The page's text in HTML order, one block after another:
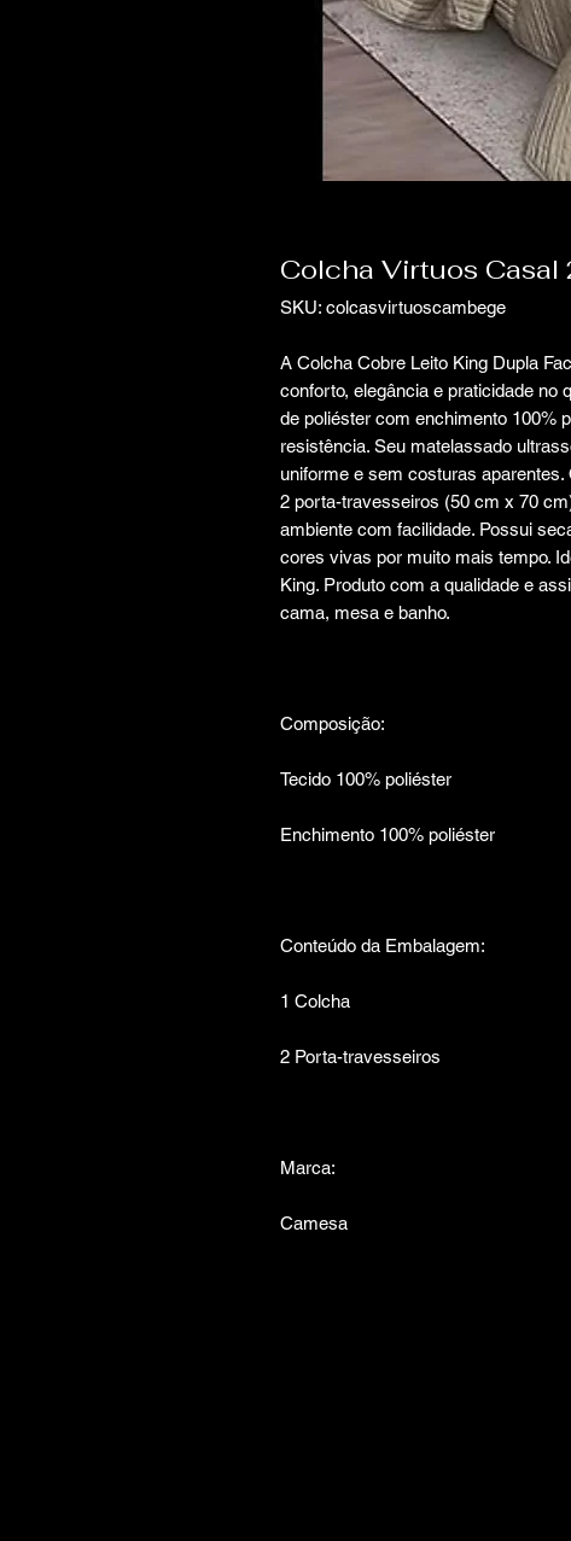
Colcha Virtuos
SKU: colcasvirtuoscambege
A Colcha Cobre Leito King Dupla
conforto, elegância e praticidade no
de poliéster com enchimento 100%
resistência. Seu matelassado
uniforme e sem costuras
2 porta-travesseiros (50 cm x 70
ambiente com facilidade. Possui
cores vivas por muito mais tempo.
King. Produto com a qualidade e
cama, mesa e banho.
Composição:
Tecido 100% poliéster
Enchimento 100% poliéster
Conteúdo da Embalagem:
1 Colcha
2 Porta-travesseiros
Marca:
Camesa